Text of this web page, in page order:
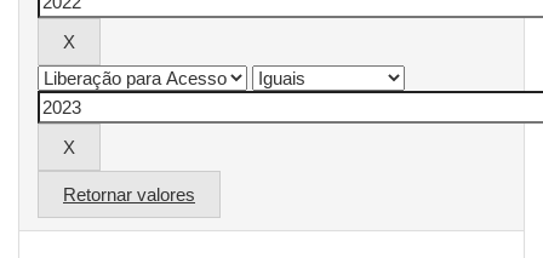
Retornar valores